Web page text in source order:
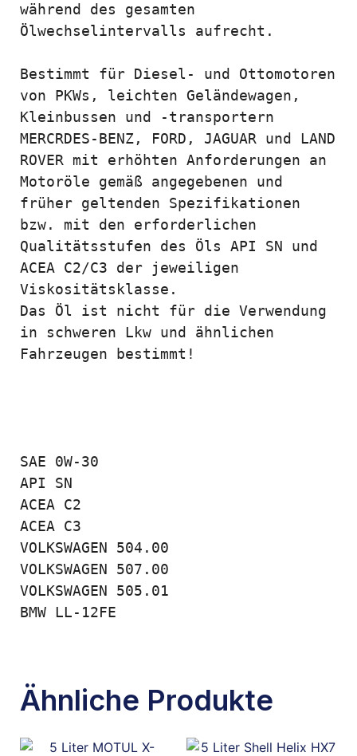
während des gesamten
Ölwechselintervalls aufrecht.
Bestimmt für Diesel- und Ottomotoren
von PKWs, leichten Geländewagen,
Kleinbussen und -transportern
MERCRDES-BENZ, FORD, JAGUAR und LAND
ROVER mit erhöhten Anforderungen an
Motoröle gemäß angegebenen und
früher geltenden Spezifikationen
bzw. mit den erforderlichen
Qualitätsstufen des Öls API SN und
ACEA C2/C3 der jeweiligen
Viskositätsklasse.
Das Öl ist nicht für die Verwendung
in schweren Lkw und ähnlichen
Fahrzeugen bestimmt!
SAE 0W-30
API SN
ACEA C2
ACEA C3
VOLKSWAGEN 504.00
VOLKSWAGEN 507.00
VOLKSWAGEN 505.01
BMW LL-12FE
Ähnliche Produkte